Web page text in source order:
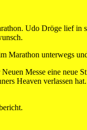
Udo Dröge lief
Marathon unterwegs
Messe eine
Heaven verlassen hat.